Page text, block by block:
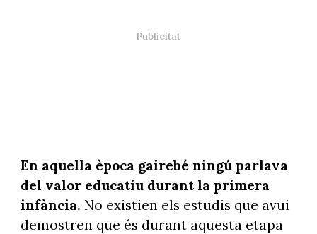
En aquella època gairebé ningú parlava
del valor educatiu durant la primera
infància. No existien els estudis que avui
demostren que és durant aquesta etapa